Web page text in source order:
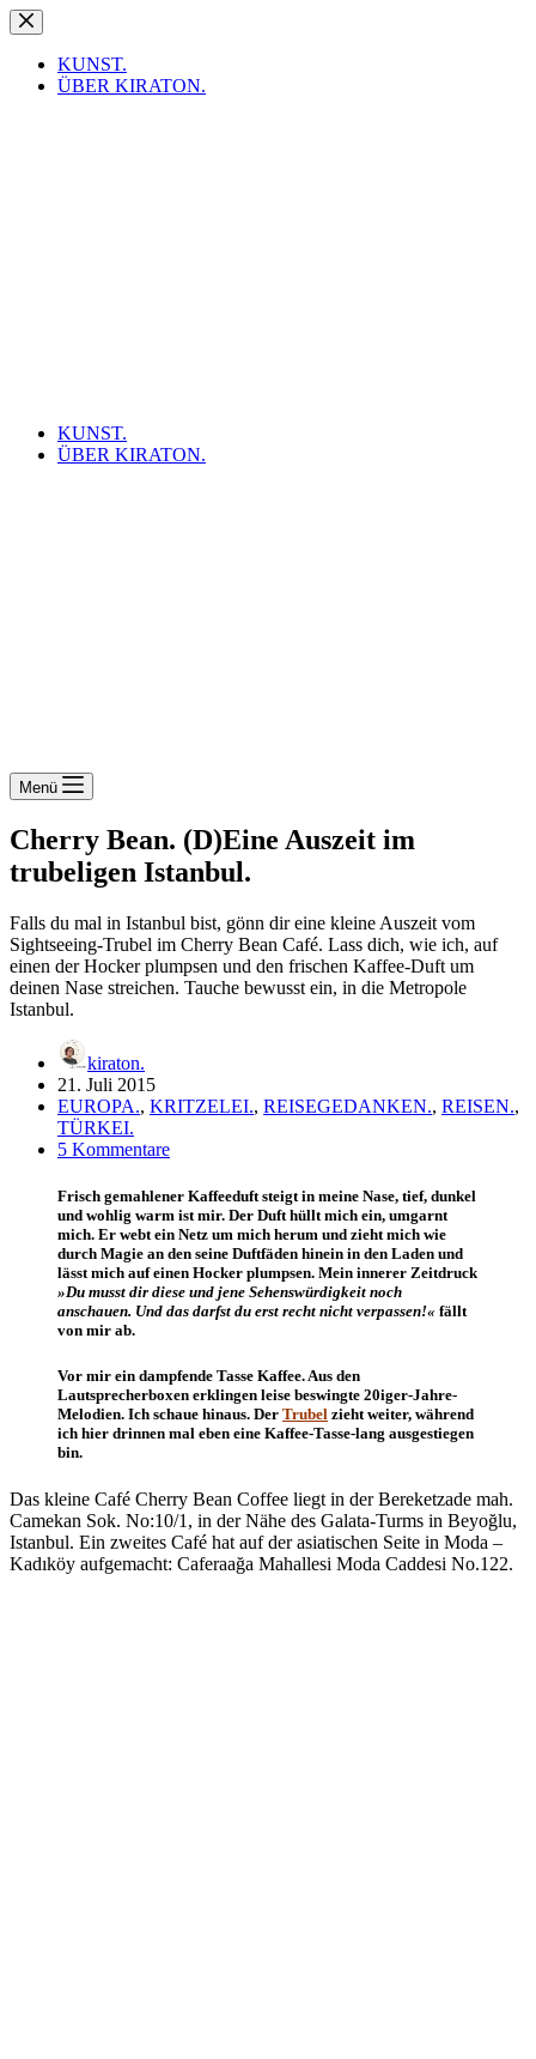
Zum
Inhalt
springenKUNST.
ÜBER KIRATON.
KUNST.
ÜBER KIRATON.
Menü
Cherry Bean. (D)Eine Auszeit im
trubeligen Istanbul.
Falls du mal in Istanbul bist, gönn dir eine kleine Auszeit vom
Sightseeing-Trubel im Cherry Bean Café. Lass dich, wie ich, auf
einen der Hocker plumpsen und den frischen Kaffee-Duft um
deinen Nase streichen. Tauche bewusst ein, in die Metropole
Istanbul.
kiraton.
21. Juli 2015
EUROPA., KRITZELEI., REISEGEDANKEN., REISEN.,
TÜRKEI.
5 Kommentare
Frisch gemahlener Kaffeeduft steigt in meine Nase, tief, dunkel
und wohlig warm ist mir. Der Duft hüllt mich ein, umgarnt
mich. Er webt ein Netz um mich herum und zieht mich wie
durch Magie an den seine Duftfäden hinein in den Laden und
lässt mich auf einen Hocker plumpsen. Mein innerer Zeitdruck
»Du musst dir diese und jene Sehenswürdigkeit noch
anschauen. Und das darfst du erst recht nicht verpassen!« fällt
von mir ab.
Vor mir ein dampfende Tasse Kaffee. Aus den
Lautsprecherboxen erklingen leise beswingte 20iger-Jahre-
Melodien. Ich schaue hinaus. Der Trubel zieht weiter, während
ich hier drinnen mal eben eine Kaffee-Tasse-lang ausgestiegen
bin.
Das kleine Café Cherry Bean Coffee liegt in der Bereketzade mah.
Camekan Sok. No:10/1, in der Nähe des Galata-Turms in Beyoğlu,
Istanbul. Ein zweites Café hat auf der asiatischen Seite in Moda –
Kadıköy aufgemacht: Caferaağa Mahallesi Moda Caddesi No.122.